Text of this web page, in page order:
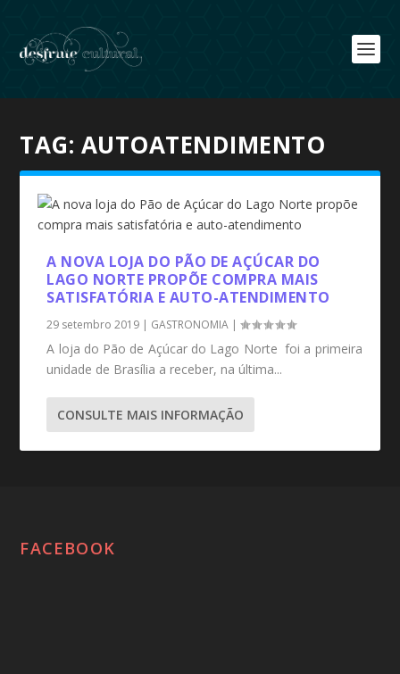
TAG: AUTOATENDIMENTO
A NOVA LOJA DO PÃO DE AÇÚCAR DO
LAGO NORTE PROPÕE COMPRA MAIS
SATISFATÓRIA E AUTO-ATENDIMENTO
29 setembro 2019 | GASTRONOMIA |
A loja do Pão de Açúcar do Lago Norte foi a primeira
unidade de Brasília a receber, na última...
CONSULTE MAIS INFORMAÇÃO
FACEBOOK